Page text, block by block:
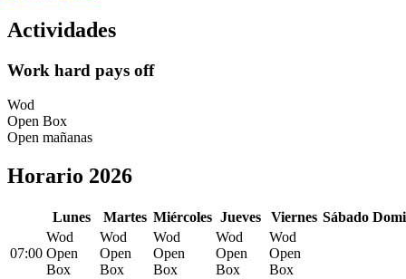
Actividades
Work hard pays off
Wod
Open Box
Open mañanas
Horario 2026
Lunes Martes Miércoles Jueves Viernes Sábado D
07:00
Wod
Open
Box
Wod
Open
Box
Wod
Open
Box
Wod
Open
Box
Wod
Open
Box